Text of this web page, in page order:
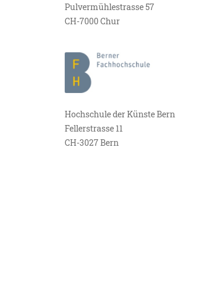
Pulvermühlestrasse 57
CH-7000 Chur
Hochschule der Künste Bern
Fellerstrasse 11
CH-3027 Bern